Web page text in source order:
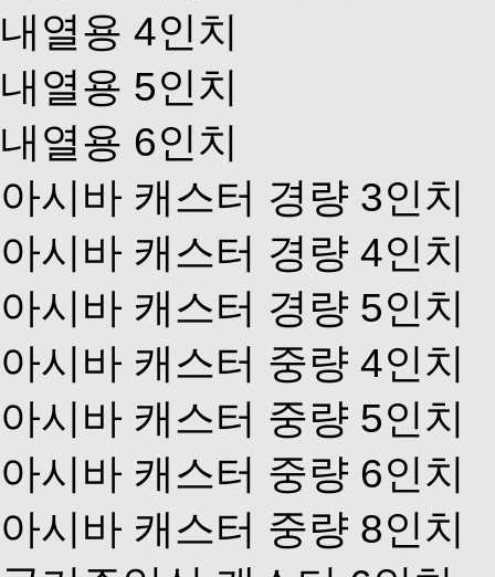
내열용 4인치
내열용 5인치
내열용 6인치
아시바 캐스터 경량 3인치
아시바 캐스터 경량 4인치
아시바 캐스터 경량 5인치
아시바 캐스터 중량 4인치
아시바 캐스터 중량 5인치
아시바 캐스터 중량 6인치
아시바 캐스터 중량 8인치